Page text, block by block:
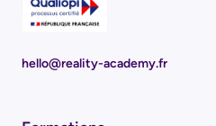
hello@reality-academy.fr